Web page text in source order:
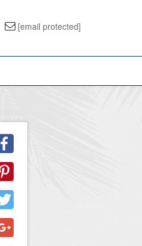
[email protected]